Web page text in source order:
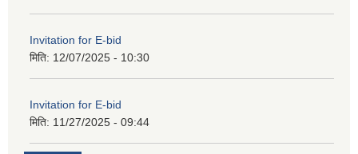
Invitation for E-bid
मिति: 12/07/2025 - 10:30
Invitation for E-bid
मिति: 11/27/2025 - 09:44